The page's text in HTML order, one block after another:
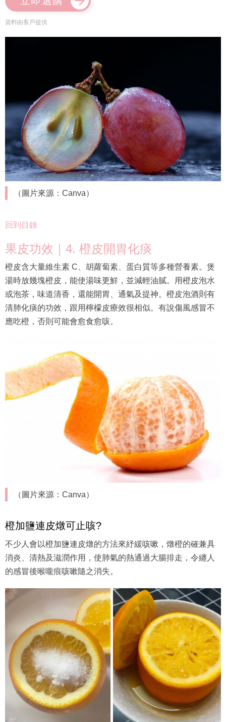
資料由客戶提供
（圖片來源：Canva）
回到目錄
果皮功效｜4. 橙皮開胃化痰
橙皮含大量維生素 C、胡蘿蔔素、蛋白質等多種營養素。煲
湯時放幾塊橙皮，能使湯味更鮮，並減輕油膩。用橙皮泡水
或泡茶，味道清香，還能開胃、通氣及提神。橙皮泡酒則有
清肺化痰的功效，跟用檸檬皮療效很相似。有說傷風感冒不
應吃橙，否則可能會愈食愈咳。
（圖片來源：Canva）
橙加鹽連皮燉可止咳?
不少人會以橙加鹽連皮燉的方法來紓緩咳嗽，燉橙的確兼具
消炎、清熱及滋潤作用，使肺氣的熱通過大腸排走，令纏人
的感冒後喉嚨痕咳嗽隨之消失。